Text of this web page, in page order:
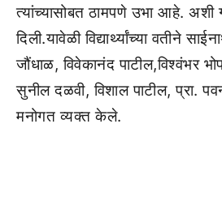
त्यांच्यासोबत ठामपणे उभा आहे. अशी
दिली.यावेळी विद्यार्थ्यांच्या वतीने
जौंधाळ, विवेकानंद पाटील,विश्वंभर
सुनील दळवी, विशाल पाटील, प्रा.
मनोगत व्यक्त केले.